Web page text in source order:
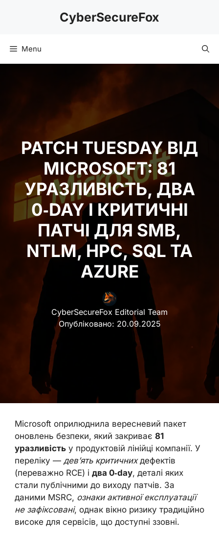
CyberSecureFox
Menu
PATCH TUESDAY ВІД
MICROSOFT: 81
УРАЗЛИВІСТЬ, ДВА
0‑DAY І КРИТИЧНІ
ПАТЧІ ДЛЯ SMB,
NTLM, HPC, SQL ТА
AZURE
CyberSecureFox Editorial Team
Опубліковано: 20.09.2025
Microsoft оприлюднила вересневий пакет
оновлень безпеки, який закриває 81
уразливість у продуктовій лінійці компанії. У
переліку — дев’ять критичнихдефектів
(переважно RCE) і два 0‑day, деталі яких
стали публічними до виходу патчів. За
даними MSRC, ознаки активної експлуатації
не зафіксовані, однак вікно ризику традиційно
високе для сервісів, що доступні ззовні.